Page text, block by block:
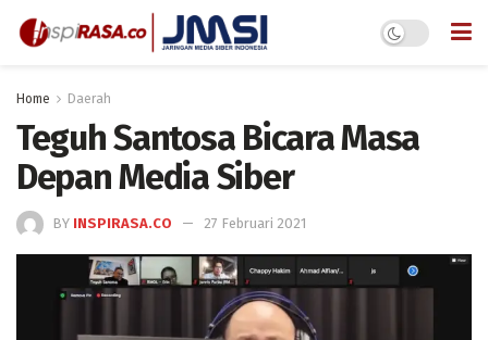
Home Daerah
Teguh Santosa Bicara Masa
Depan Media Siber
BY INSPIRASA.CO 27 Februari 2021